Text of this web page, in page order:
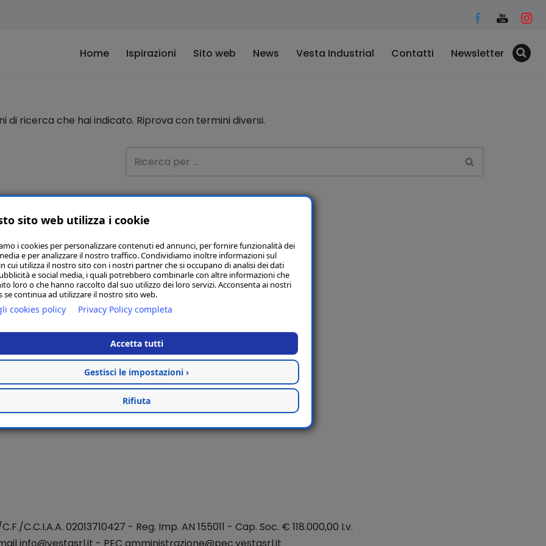
Home Ispirazioni Sito web News Vesta Industrial Contatti Newsletter
di ricerca che hai indicato. Riprova con termini diversi.
C.C.I.A.A. 02013710427 - Reg. Imp. AN 155011 - Cap. Soc. € 118.000,00 I.v.
sito web utilizza i cookie
i cookies per personalizzare contenuti ed annunci, per fornire funzionalità dei
e per analizzare il nostro traffico. Condividiamo inoltre informazioni sul
cui utilizza il nostro sito con i nostri partner che si occupano di analisi dei dati
e social media, i quali potrebbero combinarle con altre informazioni che
loro o che hanno raccolto dal suo utilizzo dei loro servizi. Acconsenta ai nostri
se continua ad utilizzare il nostro sito web.
cookies policy Privacy Policy completa
Accetta tutti
Gestisci le impostazioni ›
Rifiuta